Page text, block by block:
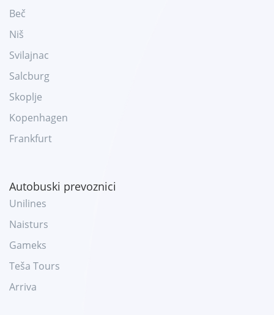
Beč
Niš
Svilajnac
Salcburg
Skoplje
Kopenhagen
Frankfurt
Autobuski prevoznici
Unilines
Naisturs
Gameks
Teša Tours
Arriva